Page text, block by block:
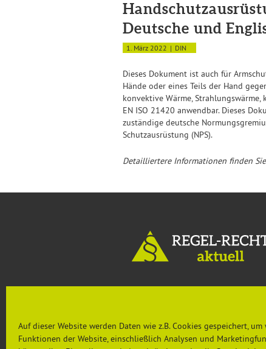
Auf dieser Website werden Daten wie z.B. Cookies gespeichert,
Funktionen der Website, einschließlich Analysen und
Deutsche und
1. März 2022 DIN
Dieses Dokument ist auch für
Hände oder eines Teils der Hand
konvektive Wärme,
EN ISO 21420 anwendbar. Dieses
zuständige deutsche
Schutzausrüstung (NPS).
Detailliertere Informationen finden Sie
Aktuelles
Rechtsprechung & Urteile